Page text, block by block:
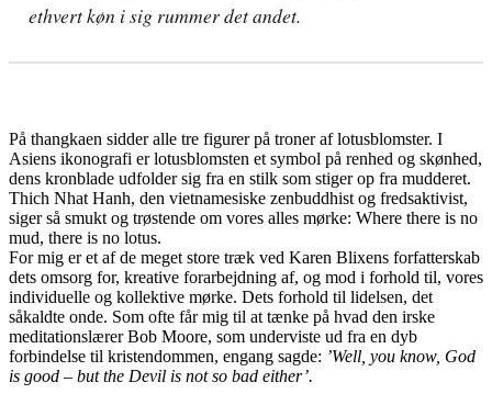
ethvert køn i sig rummer det andet.
På thangkaen sidder alle tre figurer på troner af lotusblomster. I
Asiens ikonografi er lotusblomsten et symbol på renhed og skønhed,
dens kronblade udfolder sig fra en stilk som stiger op fra mudderet.
Thich Nhat Hanh, den vietnamesiske zenbuddhist og fredsaktivist,
siger så smukt og trøstende om vores alles mørke: Where there is no
mud, there is no lotus.
For mig er et af de meget store træk ved Karen Blixens forfatterskab
dets omsorg for, kreative forarbejdning af, og mod i forhold til, vores
individuelle og kollektive mørke. Dets forhold til lidelsen, det
såkaldte onde. Som ofte får mig til at tænke på hvad den irske
meditationslærer Bob Moore, som underviste ud fra en dyb
forbindelse til kristendommen, engang sagde: ’Well, you know, God
is good – but the Devil is not so bad either’.